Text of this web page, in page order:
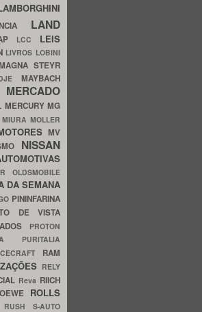
LAND
LCC LEIS
LIVROS LOBINI
STEYR
MAYBACH
MERCADO
MERCURYMG
MIURA MOLLER
MV
NISSAN
OLDSMOBILE
DA SEMANA
PININFARINA
DE VISTA
PROTON
PURITALIA
RAM
RELY
Reva RIICH
ROLLS
RUSH S-AUTO